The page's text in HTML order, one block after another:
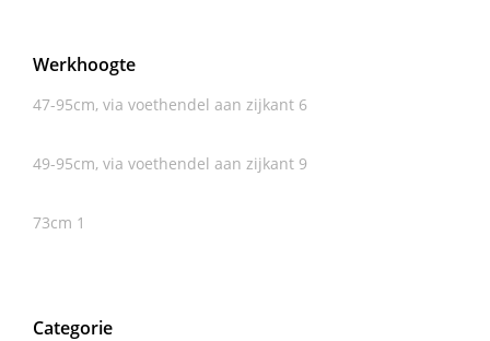
Werkhoogte
47-95cm, via voethendel aan zijkant 6
49-95cm, via voethendel aan zijkant 9
73cm 1
Categorie